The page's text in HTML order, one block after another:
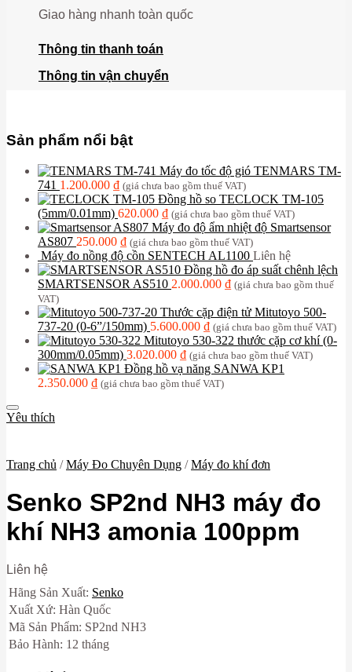
Giao hàng nhanh toàn quốc
Thông tin thanh toán
Thông tin vận chuyển
Sản phẩm nổi bật
Máy đo tốc độ gió TENMARS TM-
741 1.200.000 ₫ (giá chưa bao gồm thuế VAT)
Đồng hồ so TECLOCK TM-105
(5mm/0.01mm) 620.000 ₫ (giá chưa bao gồm thuế VAT)
Máy đo độ ẩm nhiệt độ Smartsensor
AS807 250.000 ₫ (giá chưa bao gồm thuế VAT)
Máy đo nồng độ cồn SENTECH AL1100 Liên hệ
Đồng hồ đo áp suất chênh lệch
SMARTSENSOR AS510 2.000.000 ₫ (giá chưa bao gồm thuế
VAT)
Thước cặp điện tử Mitutoyo 500-
737-20 (0-6”/150mm) 5.600.000 ₫ (giá chưa bao gồm thuế VAT)
Mitutoyo 530-322 thước cặp cơ khí (0-
300mm/0.05mm) 3.020.000 ₫ (giá chưa bao gồm thuế VAT)
Đồng hồ vạ năng SANWA KP1
2.350.000 ₫ (giá chưa bao gồm thuế VAT)
Yêu thích
Trang chủ / Máy Đo Chuyên Dụng / Máy đo khí đơn
Senko SP2nd NH3 máy đo
khí NH3 amonia 100ppm
Liên hệ
Hãng Sản Xuất: Senko
Xuất Xứ: Hàn Quốc
Mã Sản Phẩm: SP2nd NH3
Bảo Hành: 12 tháng